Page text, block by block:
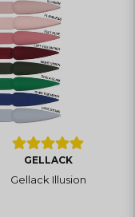
GELLACK
Gellack Illusion